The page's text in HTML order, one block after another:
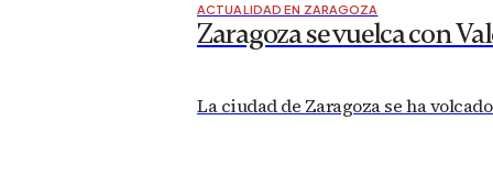
ACTUALIDAD EN ZARAGOZA
Zaragoza se vuelca con
La ciudad de Zaragoza se ha